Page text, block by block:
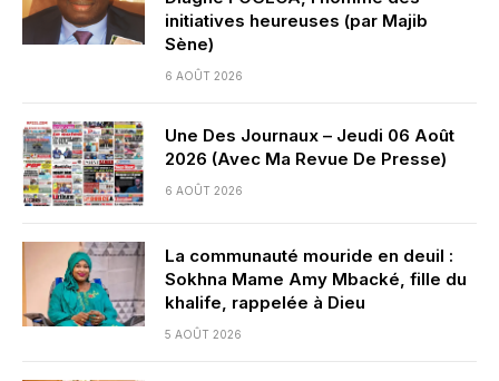
initiatives heureuses (par Majib
Sène)
6 AOÛT 2026
Une Des Journaux – Jeudi 06 Août
2026 (Avec Ma Revue De Presse)
6 AOÛT 2026
La communauté mouride en deuil :
Sokhna Mame Amy Mbacké, fille du
khalife, rappelée à Dieu
5 AOÛT 2026